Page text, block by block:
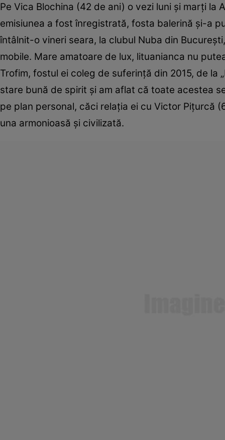
Pe Vica Blochina (42 de ani) o vezi luni şi marţi la
emisiunea a fost înregistrată, fosta balerină şi-a
întâlnit-o vineri seara, la clubul Nuba din
mobile. Mare amatoare de lux, lituanianca nu
Trofim, fostul ei coleg de suferinţă din 2015, de la
stare bună de spirit şi am aflat că toate acestea
pe plan personal, căci relaţia ei cu Victor Piţurcă
una armonioasă şi civilizată.